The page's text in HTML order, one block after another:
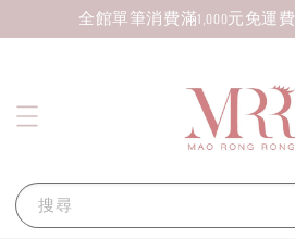
全館單筆消費滿1,000元免運費
搜尋